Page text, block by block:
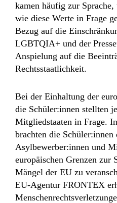
kamen häufig zur
wie diese Werte in Frage
Bezug auf die
LGBTQIA+ und der
Anspielung auf die
Rechtsstaatlichkeit.
Bei der Einhaltung der
die Schüler:innen stellten
Mitgliedstaaten in Frage.
brachten die
Asylbewerber:innen und
europäischen Grenzen zur
Mängel der EU zu
EU-Agentur FRONTEX